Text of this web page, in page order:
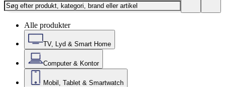
Alle produkter
TV, Lyd & Smart Home
Computer & Kontor
Mobil, Tablet & Smartwatch